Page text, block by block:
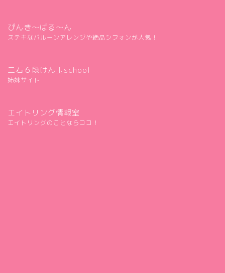
ぴんき～ばる～ん
ステキなバルーンアレンジや絶品シフォンが人気！
三石６段けん玉school
姉妹サイト
エイトリング情報室
エイトリングのことならココ！